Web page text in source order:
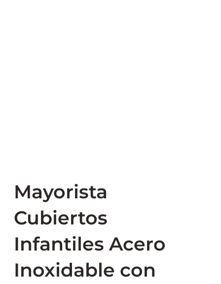
Mayorista
Cubiertos
Infantiles Acero
Inoxidable con